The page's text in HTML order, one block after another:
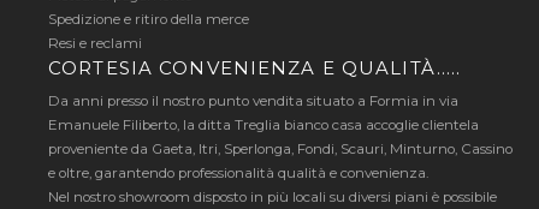
Spedizione e ritiro della merce
Resi e reclami
CORTESIA CONVENIENZA E QUALITÀ…..
Da anni presso il nostro punto vendita situato a Formia in via
Emanuele Filiberto, la ditta Treglia bianco casa accoglie clientela
proveniente da Gaeta, Itri, Sperlonga, Fondi, Scauri, Minturno, Cassino
e oltre, garantendo professionalità qualità e convenienza.
Nel nostro showroom disposto in più locali su diversi piani è possibile